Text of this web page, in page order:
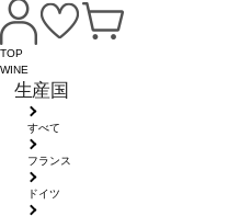
TOP
WINE
生産国
すべて
フランス
ドイツ